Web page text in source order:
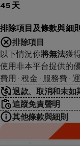
45 天
排除項目及條款與細則
排除項目
以下情況你將無法獲
使用非本平台提供的
費用 · 稅金 · 服務費 ·
退款、取消和未如
追蹤免責聲明
其他條款與細則